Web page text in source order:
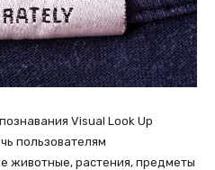
Visual Look Up
пользователям
животные, растения, предметы